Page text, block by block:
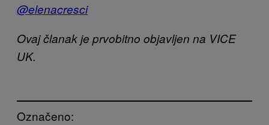
@elenacresci
Ovaj članak je prvobitno objavljen na VICE
UK.
Označeno: